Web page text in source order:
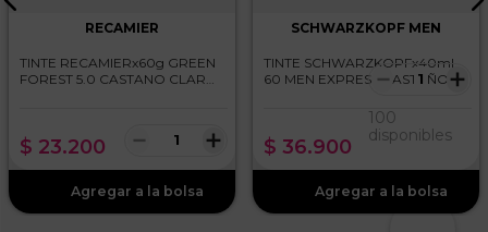
RECAMIER
TINTE RECAMIERx60g GREEN
FOREST 5.0 CASTANO CLARO
$ 23.200 ＋
－
SCHWARZKOPF MEN
TINTE SCHWARZKOPFx40ml
60 MEN EXPRESS CASTAÑO
$ 36.900
＋
－
100
disponibles